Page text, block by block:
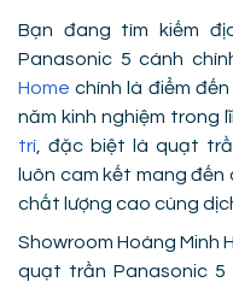
Bạn đang tìm kiếm
Panasonic 5 cánh
Home chính là điểm
năm kinh nghiệm trong
trí , đặc biệt là quạt
luôn cam kết mang
chất lượng cao cùng
Showroom Hoàng Minh
quạt trần Panasonic 5